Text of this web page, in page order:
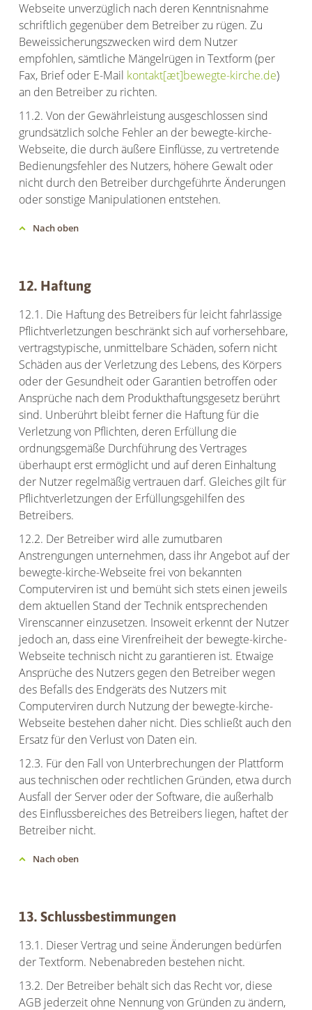
Webseite unverzüglich nach deren Kenntnisnahme
schriftlich gegenüber dem Betreiber zu rügen. Zu
Beweissicherungszwecken wird dem Nutzer
empfohlen, sämtliche Mängelrügen in Textform (per
Fax, Brief oder E-Mail kontakt[æt]bewegte-kirche.de)
an den Betreiber zu richten.
11.2. Von der Gewährleistung ausgeschlossen sind
grundsätzlich solche Fehler an der bewegte-kirche-
Webseite, die durch äußere Einflüsse, zu vertretende
Bedienungsfehler des Nutzers, höhere Gewalt oder
nicht durch den Betreiber durchgeführte Änderungen
oder sonstige Manipulationen entstehen.
Nach oben
12. Haftung
12.1. Die Haftung des Betreibers für leicht fahrlässige
Pflichtverletzungen beschränkt sich auf vorhersehbare,
vertragstypische, unmittelbare Schäden, sofern nicht
Schäden aus der Verletzung des Lebens, des Körpers
oder der Gesundheit oder Garantien betroffen oder
Ansprüche nach dem Produkthaftungsgesetz berührt
sind. Unberührt bleibt ferner die Haftung für die
Verletzung von Pflichten, deren Erfüllung die
ordnungsgemäße Durchführung des Vertrages
überhaupt erst ermöglicht und auf deren Einhaltung
der Nutzer regelmäßig vertrauen darf. Gleiches gilt für
Pflichtverletzungen der Erfüllungsgehilfen des
Betreibers.
12.2. Der Betreiber wird alle zumutbaren
Anstrengungen unternehmen, dass ihr Angebot auf der
bewegte-kirche-Webseite frei von bekannten
Computerviren ist und bemüht sich stets einen jeweils
dem aktuellen Stand der Technik entsprechenden
Virenscanner einzusetzen. Insoweit erkennt der Nutzer
jedoch an, dass eine Virenfreiheit der bewegte-kirche-
Webseite technisch nicht zu garantieren ist. Etwaige
Ansprüche des Nutzers gegen den Betreiber wegen
des Befalls des Endgeräts des Nutzers mit
Computerviren durch Nutzung der bewegte-kirche-
Webseite bestehen daher nicht. Dies schließt auch den
Ersatz für den Verlust von Daten ein.
12.3. Für den Fall von Unterbrechungen der Plattform
aus technischen oder rechtlichen Gründen, etwa durch
Ausfall der Server oder der Software, die außerhalb
des Einflussbereiches des Betreibers liegen, haftet der
Betreiber nicht.
Nach oben
13. Schlussbestimmungen
13.1. Dieser Vertrag und seine Änderungen bedürfen
der Textform. Nebenabreden bestehen nicht.
13.2. Der Betreiber behält sich das Recht vor, diese
AGB jederzeit ohne Nennung von Gründen zu ändern,